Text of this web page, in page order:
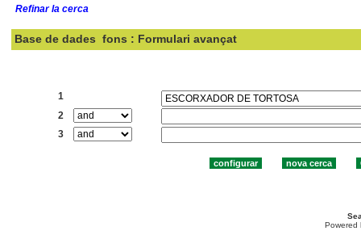
Refinar la cerca
Base de dades fons : Formulari avançat
1
2
3
Powered